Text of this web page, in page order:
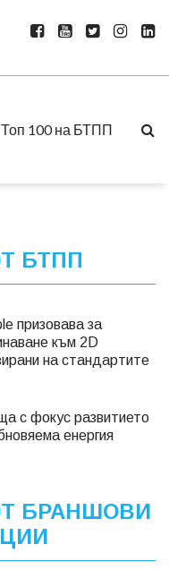
Топ 100 на БТПП
БТПП
призовава за
към 2D
на стандартите
с фокус развитието
енергия
БРАНШОВИ